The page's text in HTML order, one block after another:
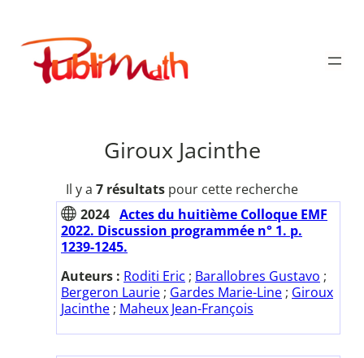
contenu
Publimath
Giroux Jacinthe
Il y a 7 résultats pour cette recherche
2024 Actes du huitième Colloque EMF
2022. Discussion programmée n° 1. p.
1239-1245.
Auteurs : Roditi Eric ; Barallobres Gustavo ;
Bergeron Laurie ; Gardes Marie-Line ; Giroux
Jacinthe ; Maheux Jean-François